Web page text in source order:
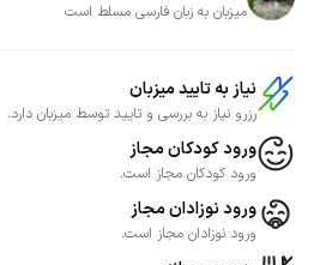
میزبان به زبان فارسی مسلط است
نیاز به تایید میزبان
رزرو نیاز به بررسی و تایید توسط میزبان دارد.
ورود کودکان مجاز
ورود کودکان مجاز است.
ورود نوزادان مجاز
ورود نوزادان مجاز است.